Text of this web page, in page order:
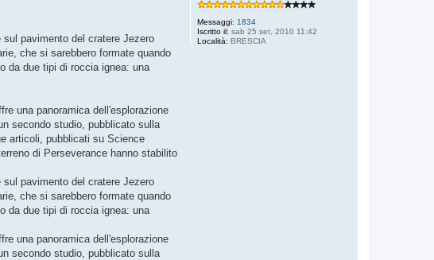
Messaggi: 1834
Iscritto il: sab 25 set, 2010 11:42
Località: BRESCIA
pavimento del cratere Jezero
che si sarebbero formate quando
da due tipi di roccia ignea: una
una panoramica dell'esplorazione
secondo studio, pubblicato sulla
articoli, pubblicati su Science
di Perseverance hanno stabilito
pavimento del cratere Jezero
che si sarebbero formate quando
da due tipi di roccia ignea: una
una panoramica dell'esplorazione
secondo studio, pubblicato sulla